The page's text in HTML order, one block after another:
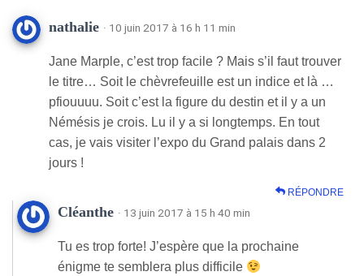
nathalie · 10 juin 2017 à 16 h 11 min
Jane Marple, c’est trop facile ? Mais s’il faut trouver
le titre… Soit le chèvrefeuille est un indice et là …
pfiouuuu. Soit c’est la figure du destin et il y a un
Némésis je crois. Lu il y a si longtemps. En tout
cas, je vais visiter l’expo du Grand palais dans 2
jours !
RÉPONDRE
Cléanthe · 13 juin 2017 à 15 h 40 min
Tu es trop forte! J’espère que la prochaine
énigme te semblera plus difficile